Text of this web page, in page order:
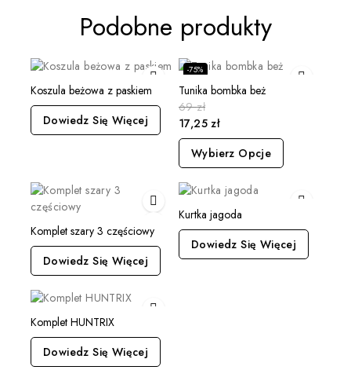
Podobne produkty
Koszula beżowa z paskiem
Dowiedz Się Więcej
-75%
Tunika bombka beż
69zł
17,25zł
Wybierz Opcje
Komplet szary 3 częściowy
Dowiedz Się Więcej
Kurtka jagoda
Dowiedz Się Więcej
Komplet HUNTRIX
Dowiedz Się Więcej